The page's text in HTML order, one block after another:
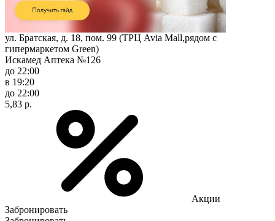
ул. Братская, д. 18, пом. 99 (ТРЦ Avia Mall,рядом с
гипермаркетом Green)
Искамед Аптека №126
до 22:00
в 19:20
до 22:00
5,83 р.
Акции
Забронировать